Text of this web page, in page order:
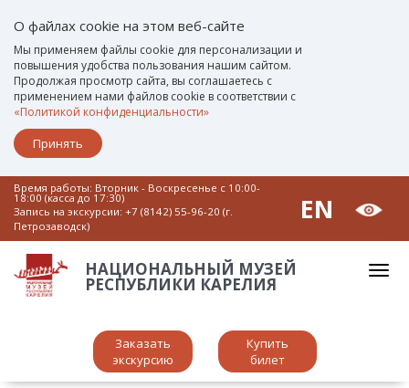
О файлах cookie на этом веб-сайте
Мы применяем файлы cookie для персонализации и
повышения удобства пользования нашим сайтом.
Продолжая просмотр сайта, вы соглашаетесь с
применением нами файлов cookie в соответствии с
«Политикой конфиденциальности»
Принять
Время работы: Вторник - Воскресенье c 10:00-
18:00 (касса до 17:30)
Запись на экскурсии: +7 (8142) 55-96-20 (г.
Петрозаводск)
EN
НАЦИОНАЛЬНЫЙ МУЗЕЙ
РЕСПУБЛИКИ КАРЕЛИЯ
Заказать
экскурсию
Купить
билет